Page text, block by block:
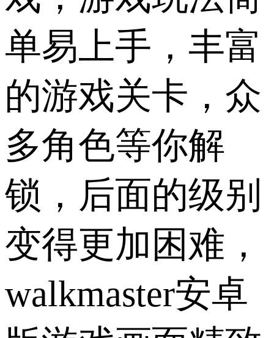
单易上手，丰富
的游戏关卡，众
多角色等你解
锁，后面的级别
变得更加困难，
walkmaster安卓